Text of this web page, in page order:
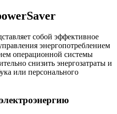
собой эффективное
энергопотреблением
операционной системы
снизить энергозатраты и
или персонального